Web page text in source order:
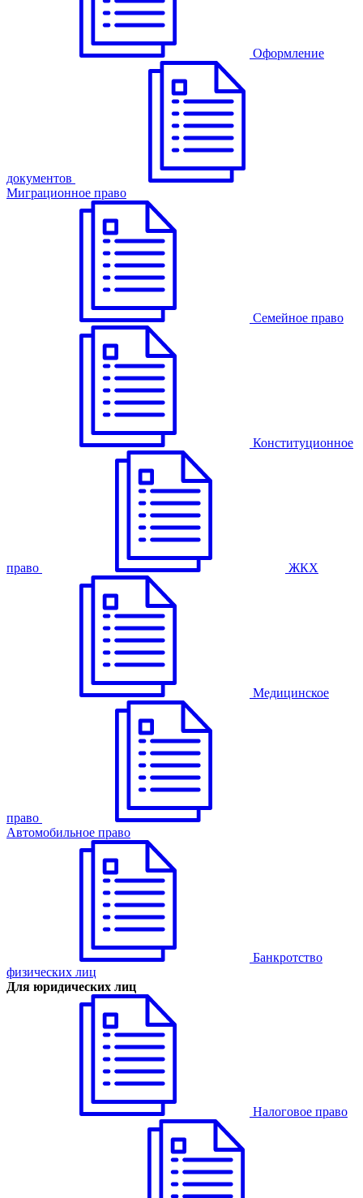
Оформление
документов
Миграционное право
Семейное право
Конституционное
право ЖКХ
Медицинское
право
Автомобильное право
Банкротство
физических лиц
Для юридических лиц
Налоговое право